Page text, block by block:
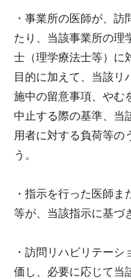
・事業所の医師が、
たり、当該事業所の理
士（理学療法士等）に
目的に加えて、当該リ
施中の留意事項、やむ
中止する際の基準、当
用者に対する負荷等の
う。
・指示を行った医師
等が、当該指示に基づ
・訪問リハビリテー
価し、必要に応じて当